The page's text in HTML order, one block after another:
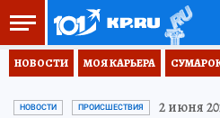
НОВОСТИ МОЯ КАРЬЕРА
НОВОСТИ ПРОИСШЕСТВИЯ 2 июня